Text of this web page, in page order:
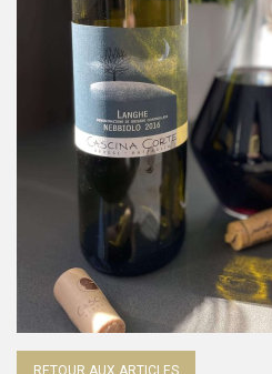
RETOUR AUX ARTICLES